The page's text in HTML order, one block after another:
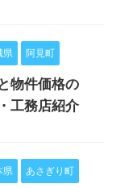
県 阿見町
物件価格の
工務店紹介
県 あさぎり町